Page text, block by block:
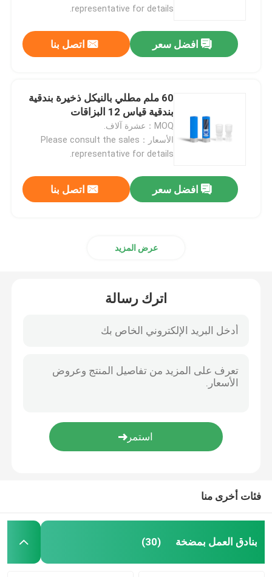
المنزل
المنتجات
representative for details.
افضل سعر اتصل بنا
60 ملم مطلي بالنيكل ذخيرة بندقية
بندقية قياس 12 البزاقات
MOQ：عشرة آلاف.
الأسعار：Please consult the sales
representative for details.
افضل سعر اتصل بنا
عرض المزيد
اترك رسالة
فئات أخرى منا
بنادق العمل بمضخة (30)